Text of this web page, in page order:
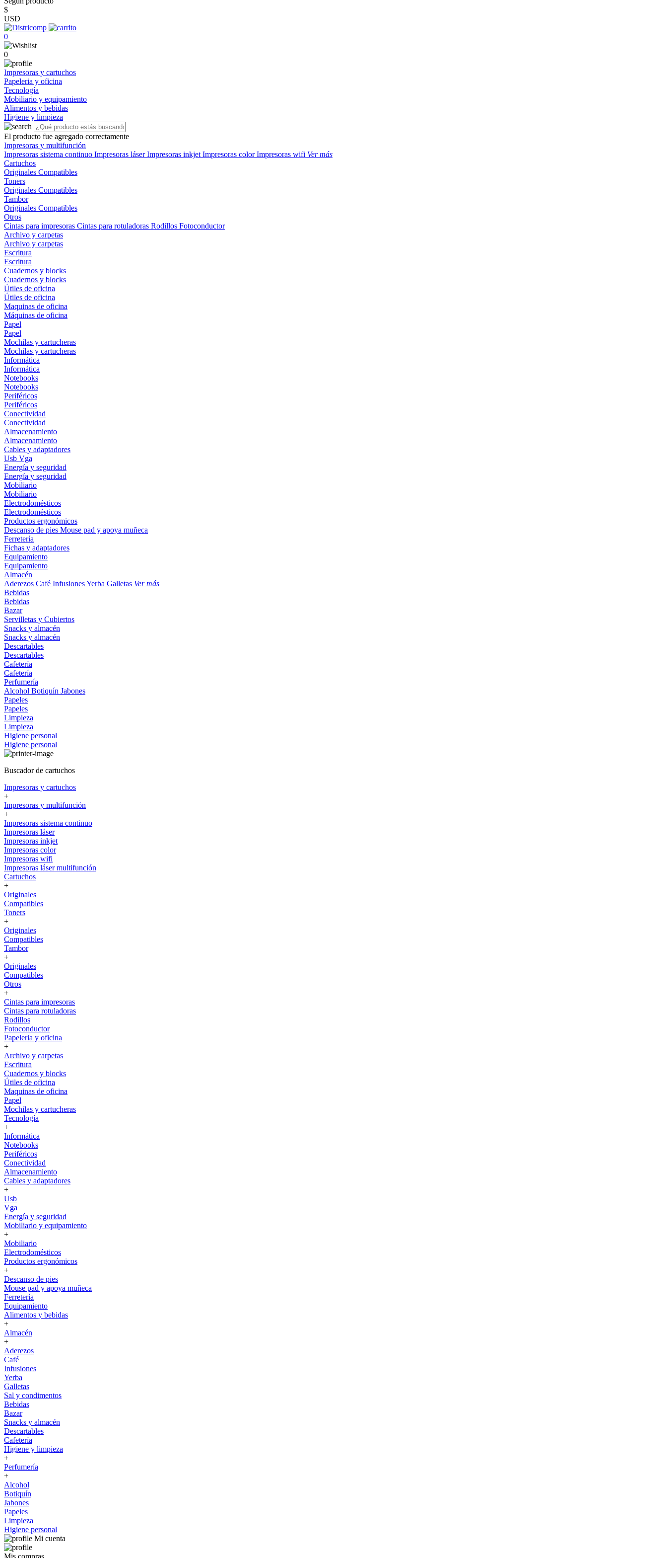
$
USD
0
0
Impresoras y cartuchos
Papeleria y oficina
Tecnología
Mobiliario y equipamiento
Alimentos y bebidas
Higiene y limpieza
El producto fue agregado correctamente
Impresoras y multifunción
Impresoras sistema continuo Impresoras láserImpresoras inkjet Impresoras colorImpresoras wifi Ver más
Cartuchos
Originales Compatibles
Toners
Originales Compatibles
Tambor
Originales Compatibles
Otros
Cintas para impresoras Cintas para rotuladoras Rodillos Fotoconductor
Archivo y carpetas
Archivo y carpetas
Escritura
Escritura
Cuadernos y blocks
Cuadernos y blocks
Útiles de oficina
Útiles de oficina
Maquinas de oficina
Máquinas de oficina
Papel
Papel
Mochilas y cartucheras
Mochilas y cartucheras
Informática
Informática
Notebooks
Notebooks
Periféricos
Periféricos
Conectividad
Conectividad
Almacenamiento
Almacenamiento
Cables y adaptadores
Usb Vga
Energía y seguridad
Energía y seguridad
Mobiliario
Mobiliario
Electrodomésticos
Electrodomésticos
Productos ergonómicos
Descanso de pies Mouse pad y apoya muñeca
Ferretería
Fichas y adaptadores
Equipamiento
Equipamiento
Almacén
Aderezos Café InfusionesYerba Galletas Ver más
Bebidas
Bebidas
Bazar
Servilletas y Cubiertos
Snacks y almacén
Snacks y almacén
Descartables
Descartables
Cafetería
Cafetería
Perfumería
Alcohol Botiquín Jabones
Papeles
Papeles
Limpieza
Limpieza
Higiene personal
Higiene personal
Buscador de cartuchos
Impresoras y cartuchos
+
Impresoras y multifunción
+
Impresoras sistema continuo
Impresoras láser
Impresoras inkjet
Impresoras color
Impresoras wifi
Impresoras láser multifunción
Cartuchos
+
Originales
Compatibles
Toners
+
Originales
Compatibles
Tambor
+
Originales
Compatibles
Otros
+
Cintas para impresoras
Cintas para rotuladoras
Rodillos
Fotoconductor
Papeleria y oficina
+
Archivo y carpetas
Escritura
Cuadernos y blocks
Útiles de oficina
Maquinas de oficina
Papel
Mochilas y cartucheras
Tecnología
+
Informática
Notebooks
Periféricos
Conectividad
Almacenamiento
Cables y adaptadores
+
Usb
Vga
Energía y seguridad
Mobiliario y equipamiento
+
Mobiliario
Electrodomésticos
Productos ergonómicos
+
Descanso de pies
Mouse pad y apoya muñeca
Ferretería
Equipamiento
Alimentos y bebidas
+
Almacén
+
Aderezos
Café
Infusiones
Yerba
Galletas
Sal y condimentos
Bebidas
Bazar
Snacks y almacén
Descartables
Cafetería
Higiene y limpieza
+
Perfumería
+
Alcohol
Botiquín
Jabones
Papeles
Limpieza
Higiene personal
Mi cuenta
Mis compras